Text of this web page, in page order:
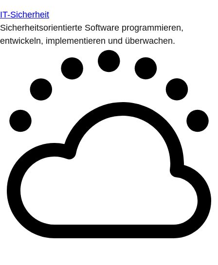
IT-Sicherheit
Sicherheitsorientierte Software programmieren,
entwickeln, implementieren und überwachen.